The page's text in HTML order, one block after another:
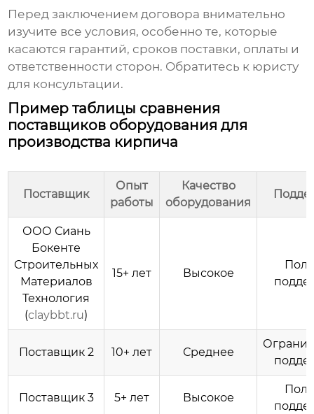
Перед заключением договора внимательно
изучите все условия, особенно те, которые
касаются гарантий, сроков поставки, оплаты и
ответственности сторон. Обратитесь к юристу
для консультации.
Пример таблицы сравнения
поставщиков оборудования для
производства кирпича
Поставщик
Опыт
работы
Качество
оборудования
ООО Сиань
Бокенте
Строительных
Материалов
Технология
(claybbt.ru)
15+ лет Высокое
Поставщик 2 10+ лет Среднее
Поставщик 3 5+ лет Высокое